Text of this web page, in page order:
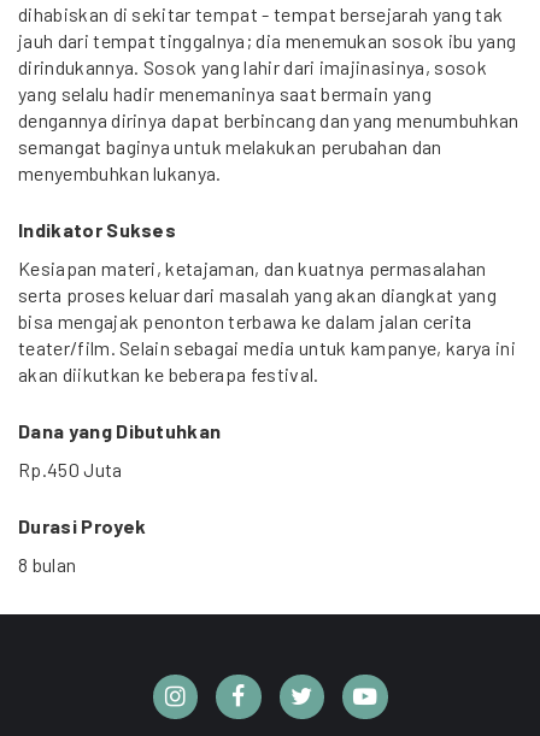
dihabiskan di sekitar tempat - tempat bersejarah yang tak
jauh dari tempat tinggalnya; dia menemukan sosok ibu yang
dirindukannya. Sosok yang lahir dari imajinasinya, sosok
yang selalu hadir menemaninya saat bermain yang
dengannya dirinya dapat berbincang dan yang menumbuhkan
semangat baginya untuk melakukan perubahan dan
menyembuhkan lukanya.
Indikator Sukses
Kesiapan materi, ketajaman, dan kuatnya permasalahan
serta proses keluar dari masalah yang akan diangkat yang
bisa mengajak penonton terbawa ke dalam jalan cerita
teater/film. Selain sebagai media untuk kampanye, karya ini
akan diikutkan ke beberapa festival.
Dana yang Dibutuhkan
Rp.450 Juta
Durasi Proyek
8 bulan